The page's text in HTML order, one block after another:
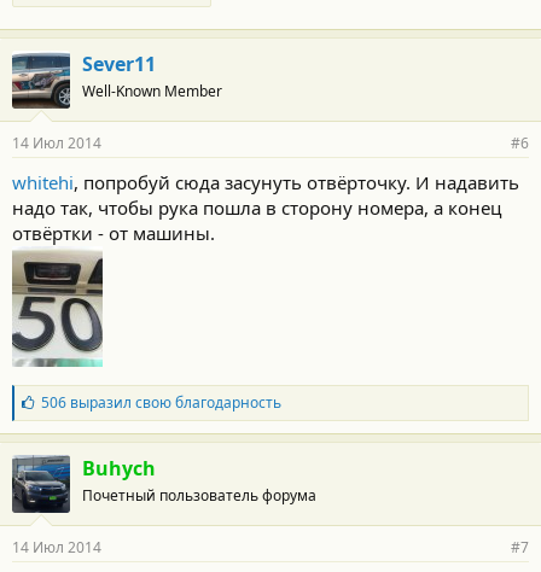
Sever11
Well-Known Member
14 Июл 2014 #6
whitehi, попробуй сюда засунуть отвёрточку. И надавить
надо так, чтобы рука пошла в сторону номера, а конец
отвёртки - от машины.
Б
л
а
г
о
д
а
н
506выразил свою благодарность
Buhych
Почетный пользователь форума
14 Июл 2014 #7